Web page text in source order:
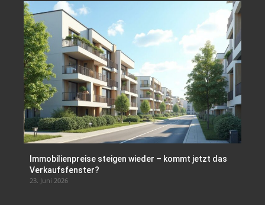
Immobilienpreise steigen wieder – kommt jetzt das
Verkaufsfenster?
23. Juni 2026